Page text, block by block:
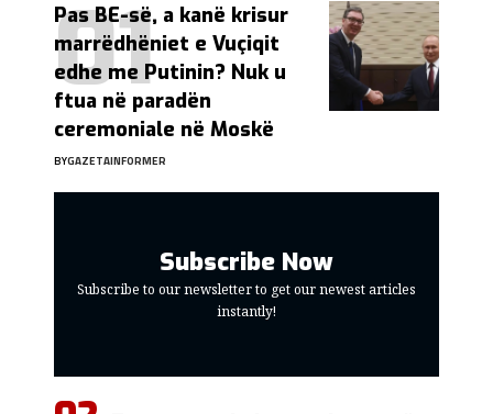
Pas BE-së, a kanë krisur
marrëdhëniet e Vuçiqit
edhe me Putinin? Nuk u
ftua në paradën
ceremoniale në Moskë
BYGAZETAINFORMER
Subscribe Now
Subscribe to our newsletter to get our newest articles
instantly!